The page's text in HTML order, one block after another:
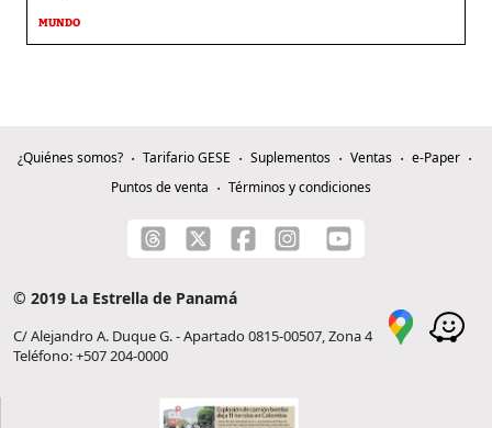
MUNDO
¿Quiénes somos? Tarifario GESE Suplementos Ventas
e-Paper
Puntos de venta
Términos y condiciones
© 2019 La Estrella de Panamá
C/ Alejandro A. Duque G. - Apartado 0815-00507, Zona 4
Teléfono: +507 204-0000